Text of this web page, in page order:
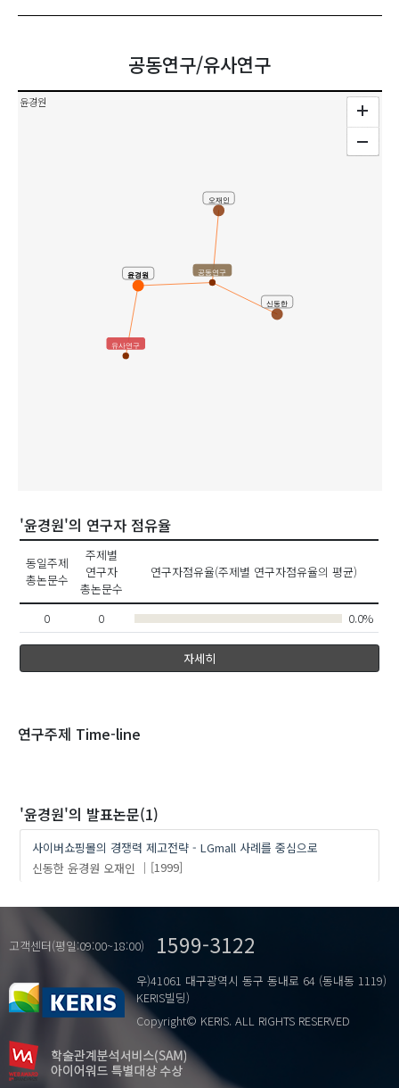
공동연구/유사연구
윤경원
오재인
신동한
윤경원 공동연구
유사연구
'윤경원'의 연구자 점유율
동일주제
총논문수
주제별
연구자
총논문수
연구자점유율(주제별 연구자점유율의 평균)
0 0 0.0%
자세히
연구주제 Time-line
'윤경원'의 발표논문(1)
사이버쇼핑몰의 경쟁력 제고전략 - LGmall 사례를 중심으로
신동한 윤경원 오재인 [1999]
고객센터(평일:09:00~18:00) 1599-3122
우)41061 대구광역시 동구 동내로 64 (동내동 1119)
KERIS빌딩)
Copyright© KERIS. ALL RIGHTS RESERVED